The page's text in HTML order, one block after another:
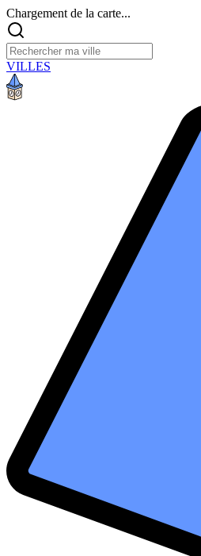
Chargement de la carte...
VILLES